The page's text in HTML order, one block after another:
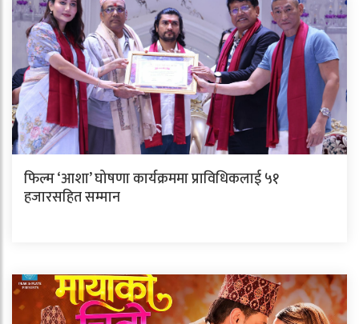
फिल्म ‘आशा’ घोषणा कार्यक्रममा प्राविधिकलाई ५१
हजारसहित सम्मान